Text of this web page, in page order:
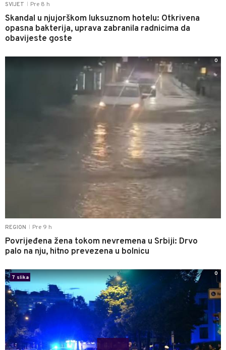
SVIJET Pre 8 h
Skandal u njujorškom luksuznom hotelu: Otkrivena
opasna bakterija, uprava zabranila radnicima da
obavijeste goste
REGION Pre 9 h
Povrijeđena žena tokom nevremena u Srbiji: Drvo
palo na nju, hitno prevezena u bolnicu
0
7 slika
0